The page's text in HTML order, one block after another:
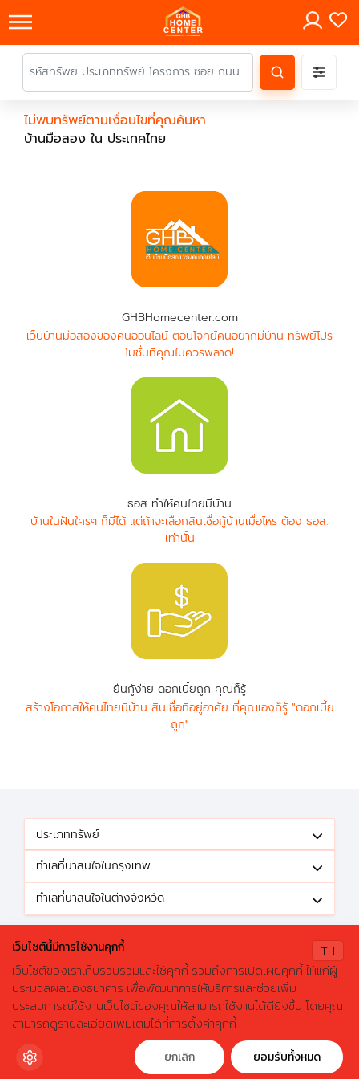
ค้นหาบ้านมือสองธอส.
ลองเปลี่ยนมาใช้ผ่านแอปดูสิ ใช้ง่าย รวดเร็ว โหลดเลย!
X
×
ไม่พบทรัพย์ตามเงื่อนไขที่คุณค้นหา
บ้านมือสอง ใน ประเทศไทย
GHBHomecenter.com
เว็บบ้านมือสองของคนออนไลน์ ตอบโจทย์คนอยากมีบ้าน ทรัพย์โปร
โมชั่นที่คุณไม่ควรพลาด!
ธอส ทำให้คนไทยมีบ้าน
บ้านในฝันใครๆ ก็มีได้ แต่ถ้าจะเลือกสินเชื่อกู้บ้านเมื่อไหร่ ต้อง ธอส.
เท่านั้น
ยื่นกู้ง่าย ดอกเบี้ยถูก คุณก็รู้
สร้างโอกาสให้คนไทยมีบ้าน สินเชื่อที่อยู่อาศัย ที่คุณเองก็รู้ "ดอกเบี้ย
ถูก"
ประเภททรัพย์
ทำเลที่น่าสนใจในกรุงเทพ
ทำเลที่น่าสนใจในต่างจังหวัด
© 2026 GHBhomecenter.com. All rights reserved.
ธนาคารอาคารสงเคราะห์ (สำนักงานใหญ่) 63 ถนนพระราม 9 เขตห้วยขวาง
กรุงเทพมหานคร 10310
โทรศัพท์: 0-2645-9000 โทรสาร: 0-2645-9001 อีเมล :
crm@ghb.co.thเว็บไซต์
www.ghbank.co.th
TH
เว็บไซต์นี้มีการใช้งานคุกกี้
เว็บไซต์ของเราเก็บรวบรวมและใช้คุกกี้ รวมถึงการเปิดเผยคุกกี้ ให้แก่ผู้
ประมวลผลของธนาคาร เพื่อพัฒนาการให้บริการและช่วยเพิ่ม
ประสบการณ์ใช้งานเว็บไซต์ของคุณให้สามารถใช้งานได้ดียิ่งขึ้น โดยคุณ
สามารถดูรายละเอียดเพิ่มเติมได้ที่การตั้งค่าคุกกี้
ยกเลิก ยอมรับทั้งหมด